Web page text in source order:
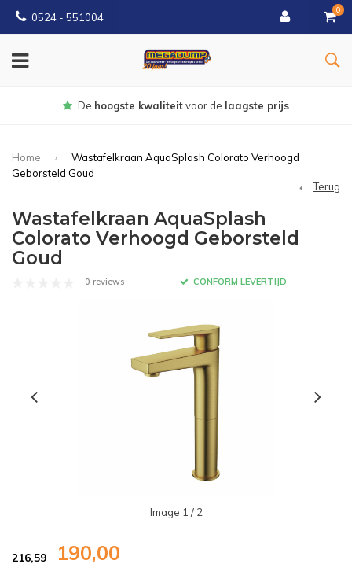
0524 - 551004
0
Gratisbezorgd vanaf
Home
Wastafelkraan AquaSplash Colorato Verhoogd
Geborsteld Goud
Terug
Wastafelkraan AquaSplash
Colorato Verhoogd Geborsteld
Goud
0 reviews CONFORM LEVERTIJD
Image 1 / 2
216,59 190,00